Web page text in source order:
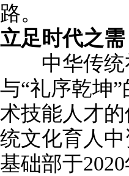
路。
立足时代之需
中华传统礼
与“礼序乾坤
术技能人才
统文化育人
基础部于